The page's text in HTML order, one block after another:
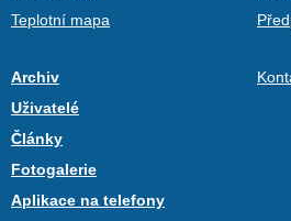
Teplotní mapa
Archiv
Uživatelé
Články
Fotogalerie
Aplikace na telefony